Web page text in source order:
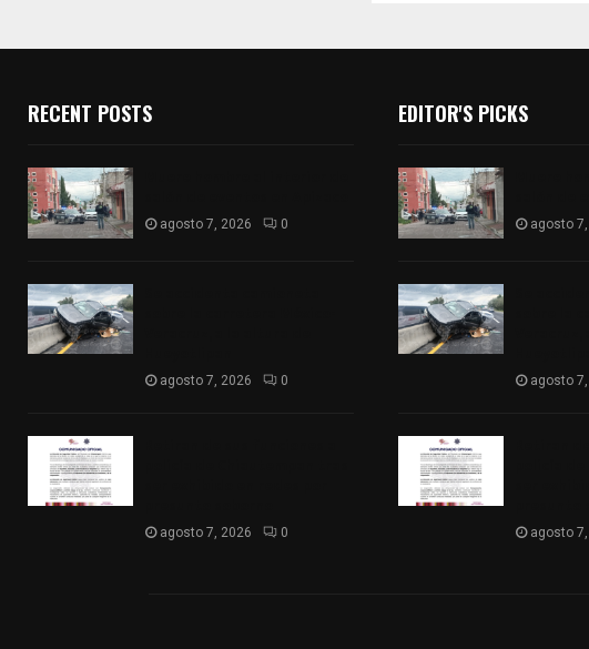
RECENT POSTS
agosto 7, 2026 0
agosto 7, 2026 0
agosto 7, 2026 0
EDITOR'S PICKS
agosto
agosto
agosto